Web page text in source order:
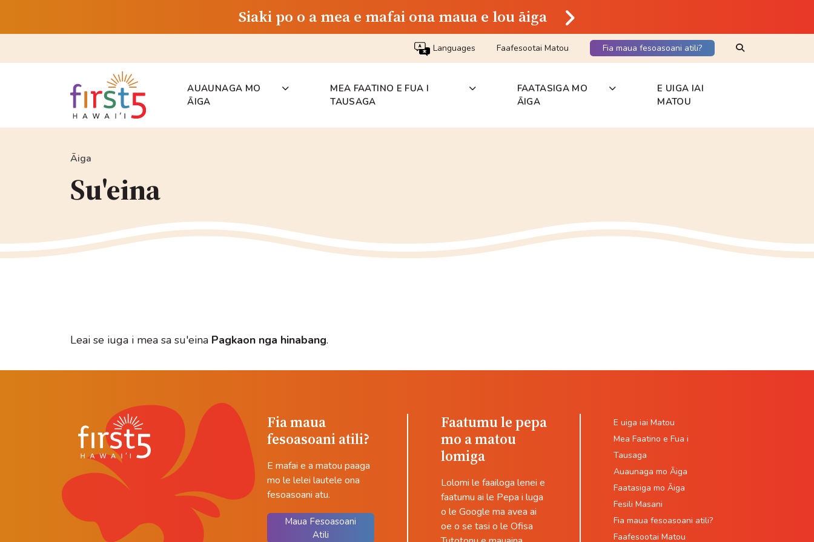
Siaki po o a mea e mafai ona maua e lou āiga
Languages Faafesootai Matou Fia maua fesoasoani atili? Search Keyword
AUAUNAGA MO
ĀIGA
MEA FAATINO E FUA I
TAUSAGA
FAATASIGA MO
ĀIGA
E UIGA IAI
MATOU
Āiga
Su'eina
Leai se iuga i mea sa su'eina Pagkaon nga hinabang.
Fia maua
fesoasoani atili?
E mafai e a matou paaga
mo le lelei lautele ona
fesoasoani atu.
Maua Fesoasoani
Atili
Faatumu le pepa
mo a matou
lomiga
Lolomi le faailoga lenei e
faatumu ai le Pepa i luga
o le Google ma avea ai
oe o se tasi o le Ofisa
E uiga iai Matou
Mea Faatino e Fua i
Tausaga
Auaunaga mo Āiga
Faatasiga mo Āiga
Fesili Masani
Fia maua fesoasoani atili?
Faafesootai Matou